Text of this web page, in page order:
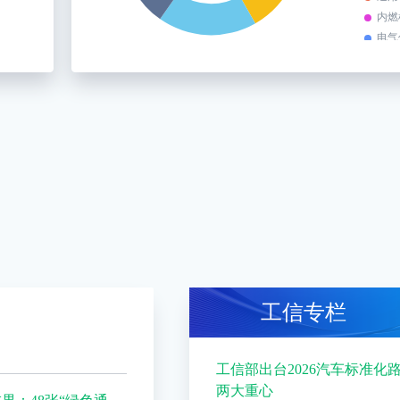
内
电
工信专栏
工信部出台2026汽车标准化
两大重心